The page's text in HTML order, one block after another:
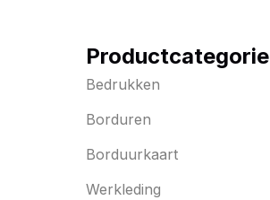
Bedrukken
Borduren
Borduurkaart
Werkleding